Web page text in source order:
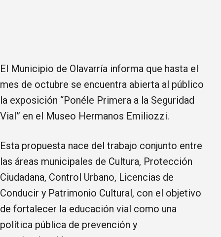
El Municipio de Olavarría informa que hasta el
mes de octubre se encuentra abierta al público
la exposición “Ponéle Primera a la Seguridad
Vial” en el Museo Hermanos Emiliozzi.
Esta propuesta nace del trabajo conjunto entre
las áreas municipales de Cultura, Protección
Ciudadana, Control Urbano, Licencias de
Conducir y Patrimonio Cultural, con el objetivo
de fortalecer la educación vial como una
política pública de prevención y